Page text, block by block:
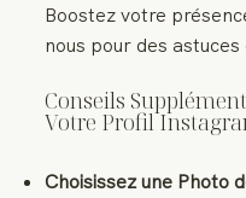
Boostez votre
nous pour des astuces
Conseils
Votre Profil
Choisissez une Photo